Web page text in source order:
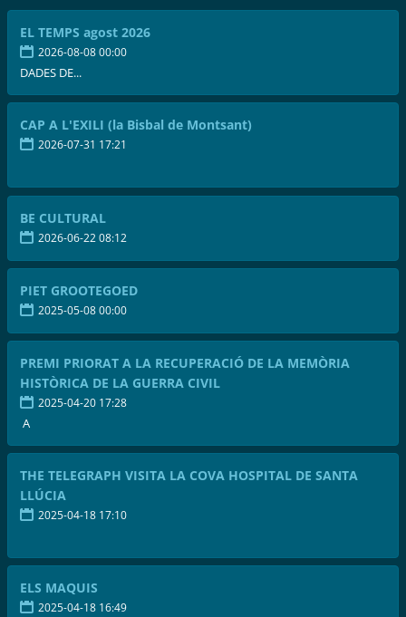
EL TEMPS agost 2026
2026-08-08 00:00
DADES DE...
CAP A L'EXILI (la Bisbal de Montsant)
2026-07-31 17:21
BE CULTURAL
2026-06-22 08:12
PIET GROOTEGOED
2025-05-08 00:00
PREMI PRIORAT A LA RECUPERACIÓ DE LA MEMÒRIA
HISTÒRICA DE LA GUERRA CIVIL
2025-04-20 17:28
A
THE TELEGRAPH VISITA LA COVA HOSPITAL DE SANTA
LLÚCIA
2025-04-18 17:10
ELS MAQUIS
2025-04-18 16:49